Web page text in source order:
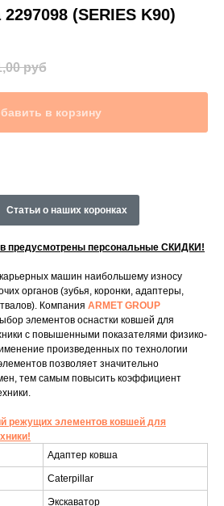
(SERIES K90)
руб
в корзину
Статьи о наших коронках
предусмотрены персональные СКИДКИ!
машин наибольшему износу
органов (зубья, коронки, адаптеры,
Компания ARMET GROUP
элементов оснастки ковшей для
с повышенными показателями физико-
произведенных по технологии
позволяет значительно
тем самым повысить коэффициент
режущих элементов ковшей для
Адаптер ковша
Caterpillar
Экскаватор